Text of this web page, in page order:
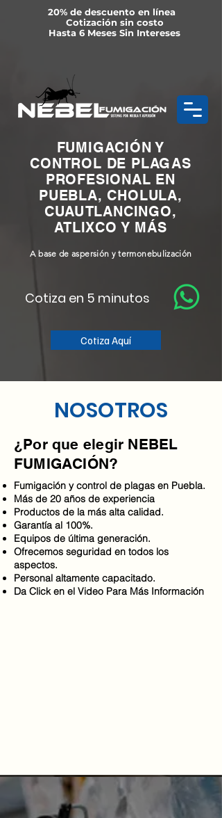
20% de descuento en línea
Cotización sin costo
Hasta 6 Meses Sin Intereses
FUMIGACIÓN Y
CONTROL DE PLAGAS
PROFESIONAL EN
PUEBLA, CHOLULA,
CUAUTLANCINGO,
ATLIXCO Y MÁS
A base de aspersión y termonebulización
Cotiza en 5 minutos
Cotiza Aquí
NOSOTROS
¿Por que elegir NEBEL
FUMIGACIÓN?
Fumigación y control de plagas en Puebla.
Más de 20 años de experiencia
Productos de la más alta calidad.
Garantía al 100%.
Equipos de última generación.
Ofrecemos seguridad en todos los
aspectos.
Personal altamente capacitado.
Da Click en el Video Para Más Información